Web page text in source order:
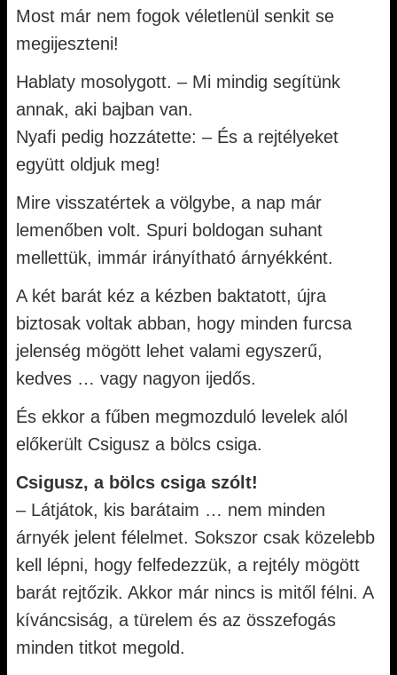
Most már nem fogok véletlenül senkit se
megijeszteni!
Hablaty mosolygott. – Mi mindig segítünk
annak, aki bajban van.
Nyafi pedig hozzátette: – És a rejtélyeket
együtt oldjuk meg!
Mire visszatértek a völgybe, a nap már
lemenőben volt. Spuri boldogan suhant
mellettük, immár irányítható árnyékként.
A két barát kéz a kézben baktatott, újra
biztosak voltak abban, hogy minden furcsa
jelenség mögött lehet valami egyszerű,
kedves … vagy nagyon ijedős.
És ekkor a fűben megmozduló levelek alól
előkerült Csigusz a bölcs csiga.
Csigusz, a bölcs csiga szólt!
– Látjátok, kis barátaim … nem minden
árnyék jelent félelmet. Sokszor csak közelebb
kell lépni, hogy felfedezzük, a rejtély mögött
barát rejtőzik. Akkor már nincs is mitől félni. A
kíváncsiság, a türelem és az összefogás
minden titkot megold.